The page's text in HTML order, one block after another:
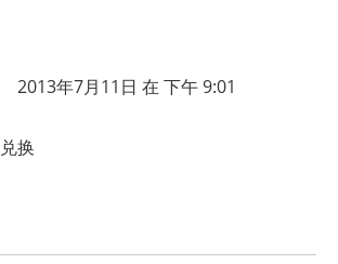
2013年7月11日 在 下午 9:01
换